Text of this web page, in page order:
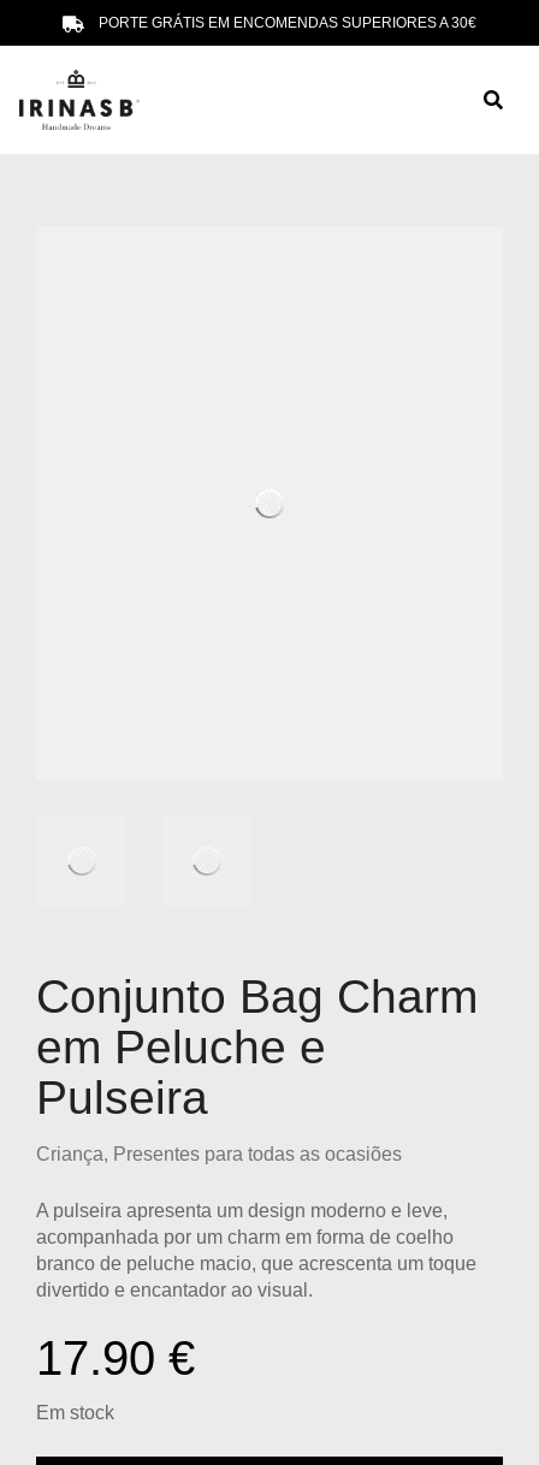
PORTE GRÁTIS EM ENCOMENDAS SUPERIORES A 30€
Conjunto Bag Charm
em Peluche e
Pulseira
Criança, Presentes para todas as ocasiões
A pulseira apresenta um design moderno e leve,
acompanhada por um charm em forma de coelho
branco de peluche macio, que acrescenta um toque
divertido e encantador ao visual.
17.90 €
Em stock